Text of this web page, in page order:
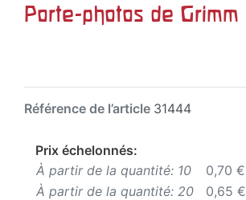
Porte-photos de Grimm
Référence de l’article 31444
Prix échelonnés:
À partir de la quantité: 10
0,70 €
À partir de la quantité: 20
0,65 €